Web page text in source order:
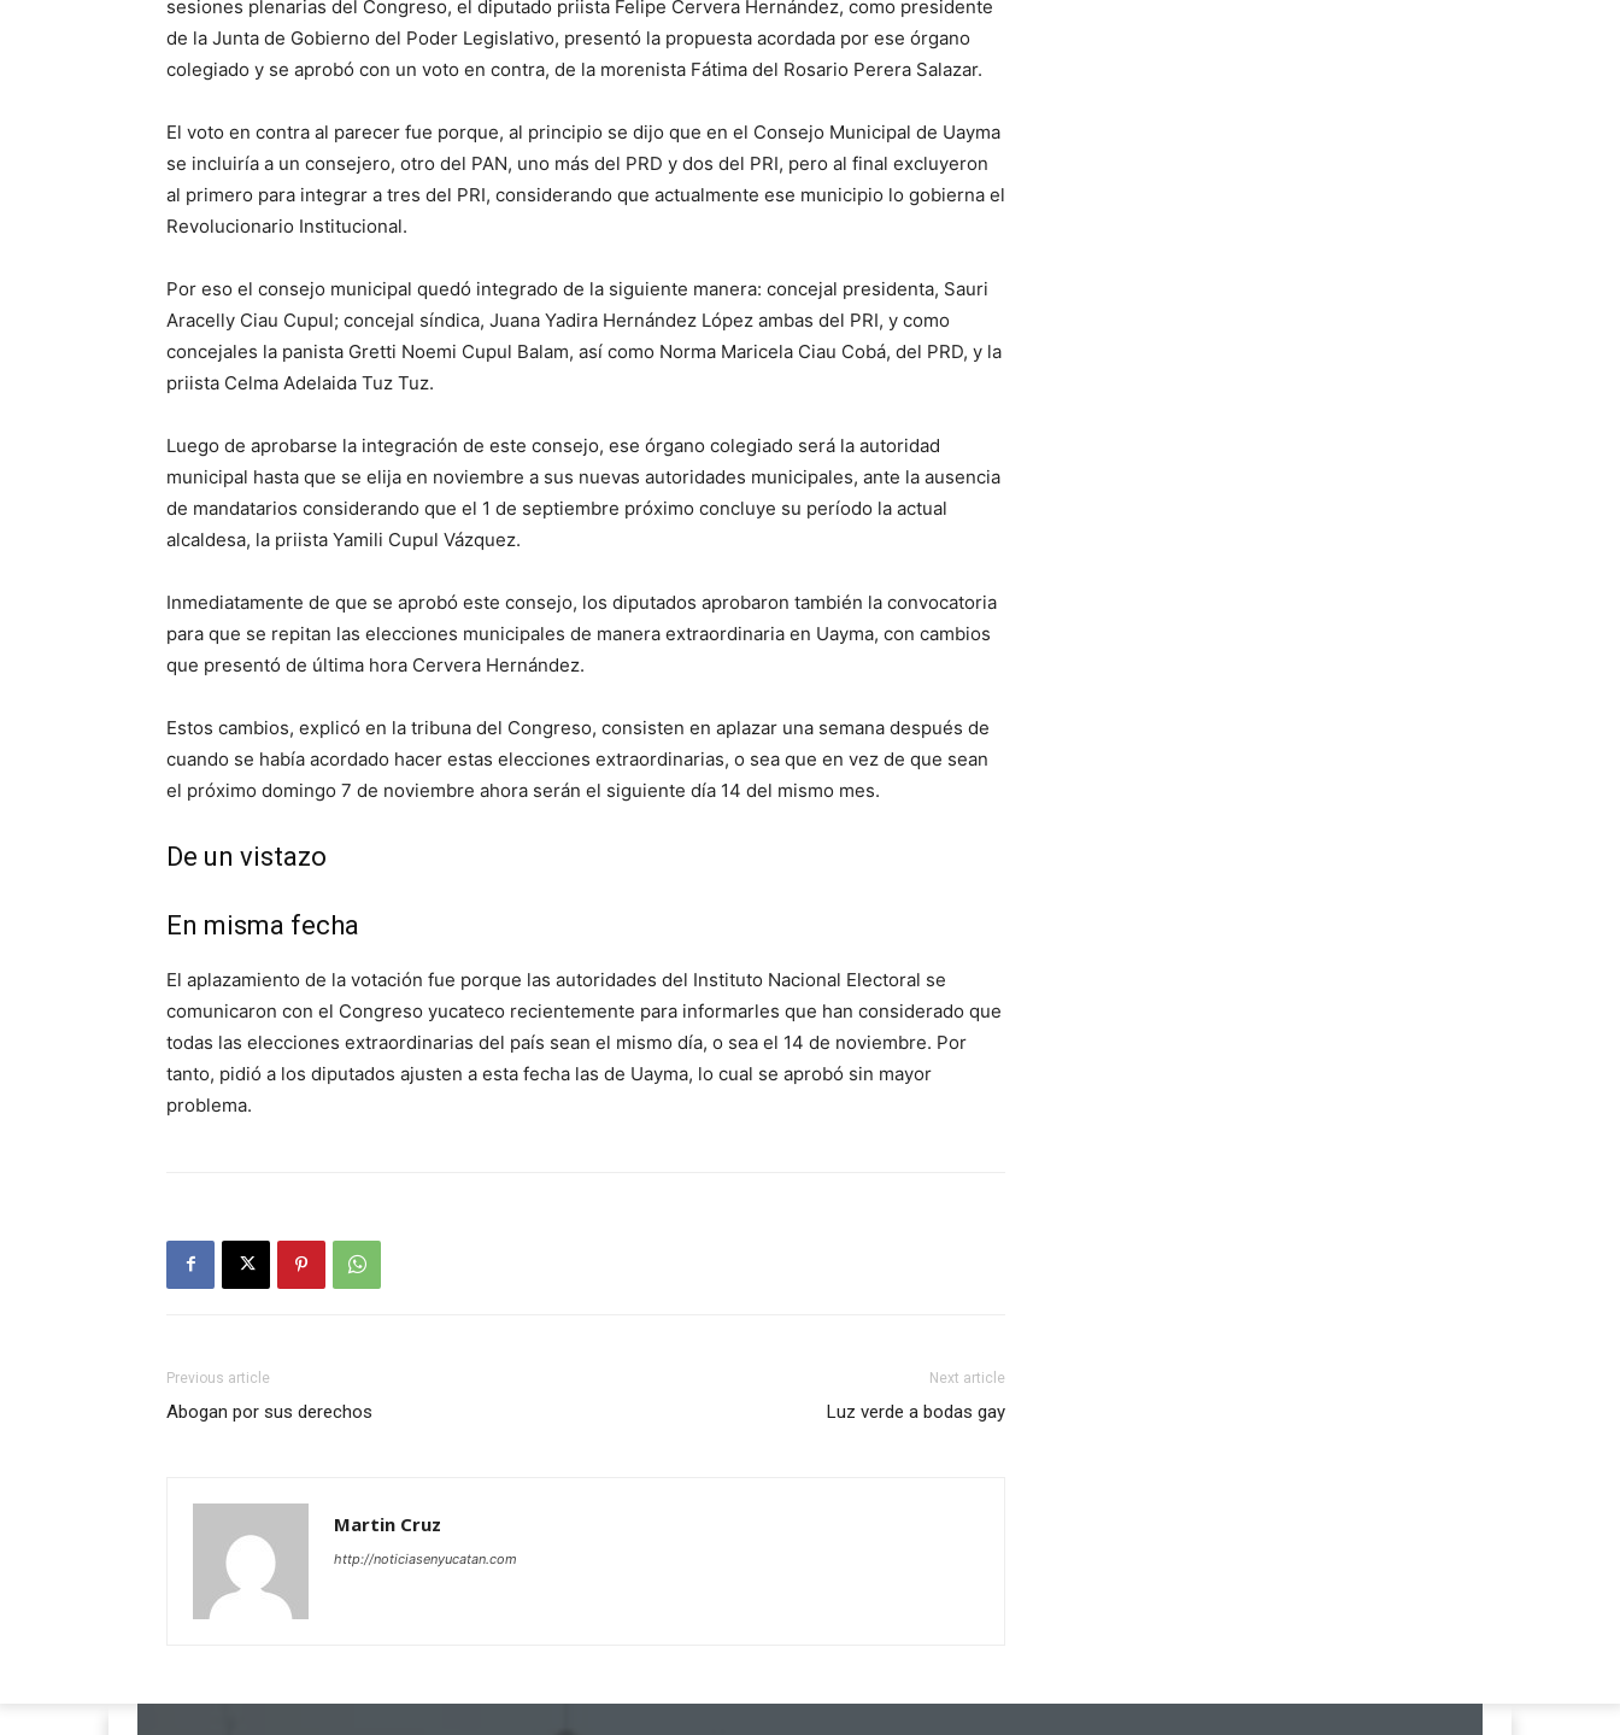
sesiones plenarias del Congreso, el diputado priista Felipe Cervera Hernández, como presidente
de la Junta de Gobierno del Poder Legislativo, presentó la propuesta acordada por ese órgano
colegiado y se aprobó con un voto en contra, de la morenista Fátima del Rosario Perera Salazar.
El voto en contra al parecer fue porque, al principio se dijo que en el Consejo Municipal de Uayma
se incluiría a un consejero, otro del PAN, uno más del PRD y dos del PRI, pero al final excluyeron
al primero para integrar a tres del PRI, considerando que actualmente ese municipio lo gobierna el
Revolucionario Institucional.
Por eso el consejo municipal quedó integrado de la siguiente manera: concejal presidenta, Sauri
Aracelly Ciau Cupul; concejal síndica, Juana Yadira Hernández López ambas del PRI, y como
concejales la panista Gretti Noemi Cupul Balam, así como Norma Maricela Ciau Cobá, del PRD, y la
priista Celma Adelaida Tuz Tuz.
Luego de aprobarse la integración de este consejo, ese órgano colegiado será la autoridad
municipal hasta que se elija en noviembre a sus nuevas autoridades municipales, ante la ausencia
de mandatarios considerando que el 1 de septiembre próximo concluye su período la actual
alcaldesa, la priista Yamili Cupul Vázquez.
Inmediatamente de que se aprobó este consejo, los diputados aprobaron también la convocatoria
para que se repitan las elecciones municipales de manera extraordinaria en Uayma, con cambios
que presentó de última hora Cervera Hernández.
Estos cambios, explicó en la tribuna del Congreso, consisten en aplazar una semana después de
cuando se había acordado hacer estas elecciones extraordinarias, o sea que en vez de que sean
el próximo domingo 7 de noviembre ahora serán el siguiente día 14 del mismo mes.
De un vistazo
En misma fecha
El aplazamiento de la votación fue porque las autoridades del Instituto Nacional Electoral se
comunicaron con el Congreso yucateco recientemente para informarles que han considerado que
todas las elecciones extraordinarias del país sean el mismo día, o sea el 14 de noviembre. Por
tanto, pidió a los diputados ajusten a esta fecha las de Uayma, lo cual se aprobó sin mayor
problema.
Previous article
Abogan por sus derechos
Next article
Luz verde a bodas gay
Martin Cruz
http://noticiasenyucatan.com